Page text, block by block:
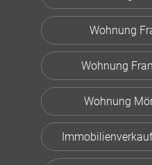
Wohnung
Wohnung
Wohnung